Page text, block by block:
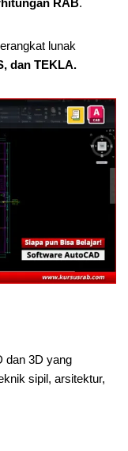
RAB.
lunak
dan TEKLA.
dan 3D yang
sipil, arsitektur,